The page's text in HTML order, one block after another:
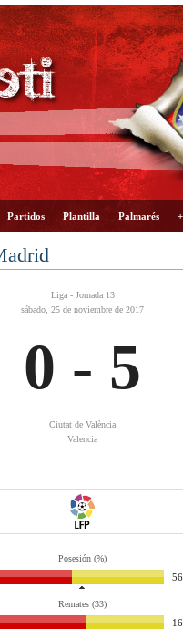
Partidos Plantilla Palmarés
Liga - Jornada 13
sábado, 25 de noviembre de 2017
0 - 5
Ciutat de València
Valencia
Posesión (%)
56
Remates (33)
16